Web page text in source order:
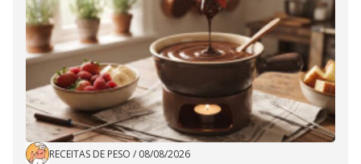
RECEITAS DE PESO / 08/08/2026